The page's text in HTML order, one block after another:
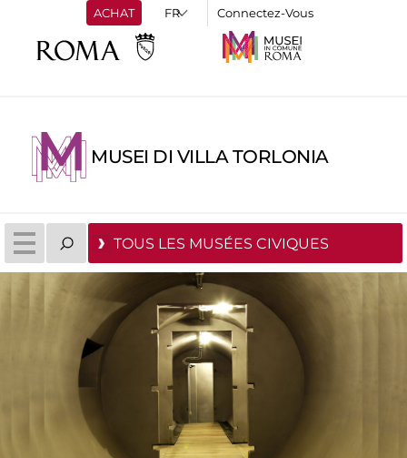
ACHAT Connectez-Vous
MUSEI DI VILLA TORLONIA
TOUS LES MUSÉES CIVIQUES